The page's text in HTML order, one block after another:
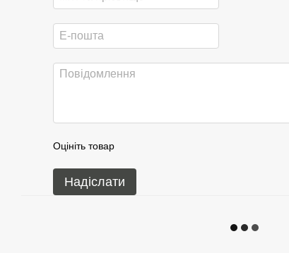
Оцініть товар
Надіслати